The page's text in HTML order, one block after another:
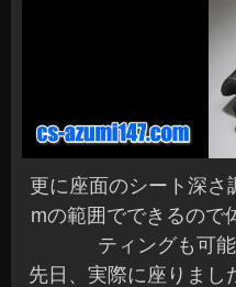
更に座面のシート深さ
mの範囲でできるので
ティングも可
先日、実際に座りまし